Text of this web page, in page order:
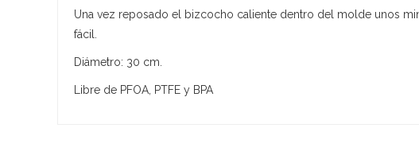
Una vez reposado el bizcocho caliente dentro del molde unos
fácil.
Diámetro: 30 cm.
Libre de PFOA, PTFE y BPA